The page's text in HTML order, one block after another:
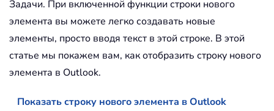
Задачи. При включенной функции строки нового
элемента вы можете легко создавать новые
элементы, просто вводя текст в этой строке. В этой
статье мы покажем вам, как отобразить строку нового
элемента в Outlook.
Показать строку нового элемента в Outlook